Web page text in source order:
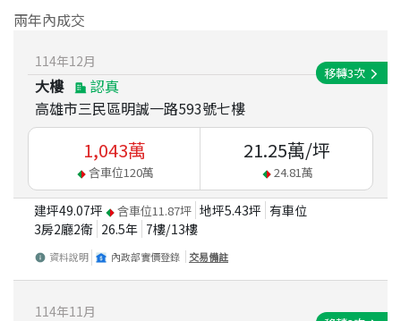
兩年內成交
114年12月
大樓
認真
高雄市三民區明誠一路593號七樓
移轉3次
1,043萬
含車位120萬
21.25萬/坪
24.81萬
建坪49.07坪 含車位11.87坪 地坪5.43坪 有車位
3房2廳2衛 26.5年 7樓/13樓
資料說明 內政部實價登錄 交易備註
114年11月